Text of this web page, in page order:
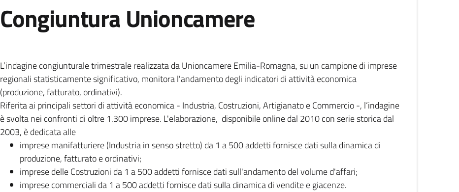
Congiuntura Unioncamere
L’indagine congiunturale trimestrale realizzata da Unioncamere Emilia-Romagna, su un campione di imprese
regionali statisticamente significativo, monitora l'andamento degli indicatori di attività economica
(produzione, fatturato, ordinativi).
Riferita ai principali settori di attività economica - Industria, Costruzioni, Artigianato e Commercio -, l’indagine
è svolta nei confronti di oltre 1.300 imprese. L'elaborazione, disponibile online dal 2010 con serie storica dal
2003, è dedicata alle
imprese manifatturiere (Industria in senso stretto) da 1 a 500 addetti fornisce dati sulla dinamica di
produzione, fatturato e ordinativi;
imprese delle Costruzioni da 1 a 500 addetti fornisce dati sull'andamento del volume d'affari;
imprese commerciali da 1 a 500 addetti fornisce dati sulla dinamica di vendite e giacenze.